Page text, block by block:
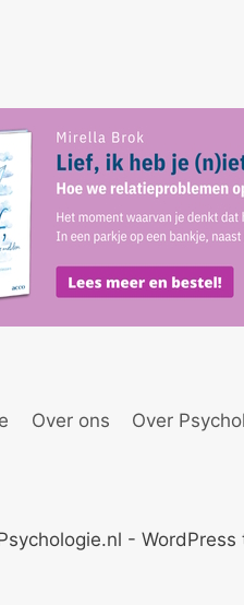
Over ons Over
- WordPress